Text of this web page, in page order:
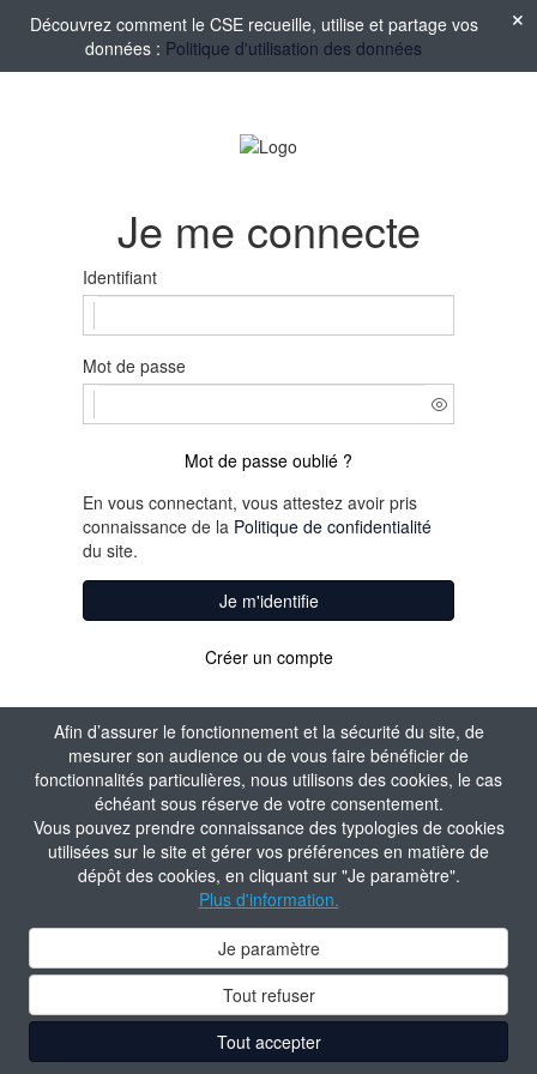
Afin d’assurer le fonctionnement et la sécurité du site, de
mesurer son audience ou de vous faire bénéficier de
fonctionnalités particulières, nous utilisons des cookies, le cas
échéant sous réserve de votre consentement.
Vous pouvez prendre connaissance des typologies de cookies
utilisées sur le site et gérer vos préférences en matière de
dépôt des cookies, en cliquant sur "Je paramètre".
Plus d'information.
Je paramètre
Tout refuser
Tout accepter
Découvrez comment le CSE recueille, utilise et partage vos
données : Politique d'utilisation des données
Je me connecte
Identifiant
Mot de passe
Mot de passe oublié ?
En vous connectant, vous attestez avoir pris
connaissance de la Politique de confidentialité
du site.
Je m'identifie
Créer un compte